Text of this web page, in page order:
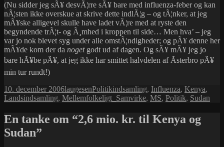
(Nu sidder jeg sÃ¥ desvÃ¦rre sÃ¥ bare med influenza-feber og kan
nÃ¦sten ikke overskue at skrive dette indlÃ¦g – og tÃ¦nker, at jeg
mÃ¥ske alligevel skulle have ladet vÃ¦re med at ryste den
begyndende trÃ¦t- og Ã¸mhed i kroppen til side… Men hva’ – jeg
var jo nok blevet syg under alle omstÃ¦ndigheder; og pÃ¥ denne her
mÃ¥de kom der da nogetgodt ud af dagen. Og sÃ¥ mÃ¥ jeg jo
bare hÃ¥be pÃ¥, at jeg ikke har smittet halvdelen af Ãsterbro pÃ¥
min tur rundt!)
Udgivet
i
10. december 2006Forfatter
laugesenKategorier
PolitikTags
indsamling, Influenza, Kenya,
Landsindsamling, Mellemfolkeligt_Samvirke, MS, Politik, Sudan
En tanke om “2,6 mio. kr. til Kenya og
Sudan”